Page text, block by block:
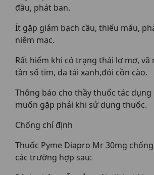
đầu, phát ban.
Ít gặp giảm bạch cầu, thiếu máu,
niêm mạc.
Rất hiếm khi có trạng thái lơ mơ, vã
tần số tim, da tái xanh,đói cồn cào.
Thông báo cho thầy thuốc tác
muốn gặp phải khi sử dụng thuốc.
Chống chỉ định
Thuốc Pyme Diapro Mr 30mg
các trường hợp sau: